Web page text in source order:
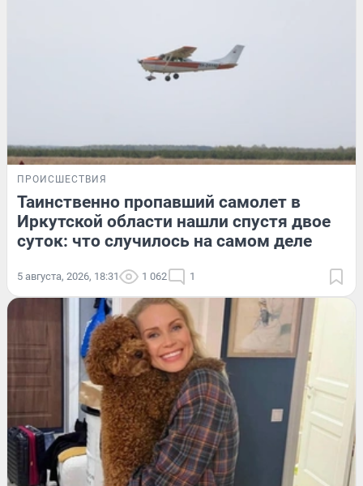
ПРОИСШЕСТВИЯ
Таинственно пропавший самолет в
Иркутской области нашли спустя двое
суток: что случилось на самом деле
5 августа, 2026, 18:31 1 062 1